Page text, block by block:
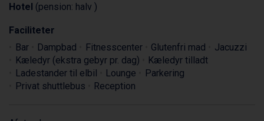
Hotel (pension: halv )
Faciliteter
Bar
Dampbad Fitnesscenter Glutenfri mad
Jacuzzi
Kæledyr (ekstra gebyr pr. dag)
Kæledyr tilladt
Ladestander til elbil
Lounge
Parkering
Privat shuttlebus
Reception